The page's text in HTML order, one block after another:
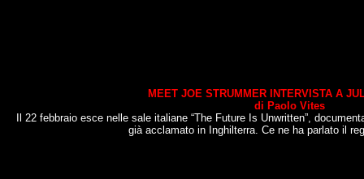
MEET JOE STRUMMER INTERVISTA A
di Paolo Vites
Il 22 febbraio esce nelle sale italiane “The Future Is Unwritten”,
già acclamato in Inghilterra. Ce ne ha parlato il